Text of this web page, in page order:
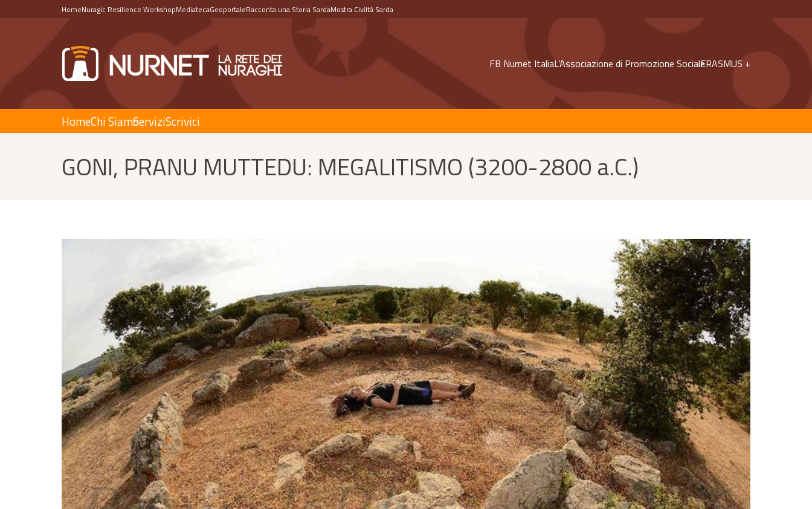
HomeNuragic Resilience WorkshopMediatecaGeoportaleRacconta una Storia SardaMostra Civiltà Sarda
FB Nurnet ItaliaL’Associazione di Promozione SocialeERASMUS +
HomeChi SiamoServiziScrivici
GONI, PRANU MUTTEDU: MEGALITISMO (3200-2800 a.C.)